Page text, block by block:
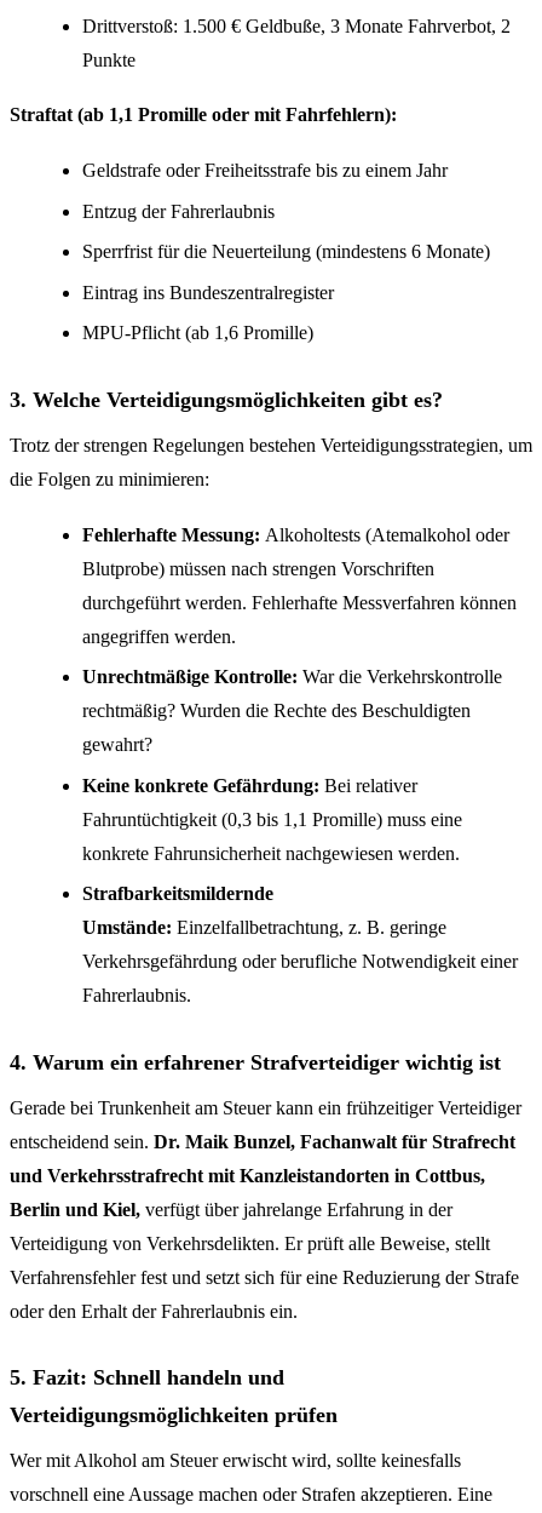
Drittverstoß: 1.500 € Geldbuße, 3 Monate Fahrverbot, 2
Punkte
Straftat (ab 1,1 Promille oder mit Fahrfehlern):
Geldstrafe oder Freiheitsstrafe bis zu einem Jahr
Entzug der Fahrerlaubnis
Sperrfrist für die Neuerteilung (mindestens 6 Monate)
Eintrag ins Bundeszentralregister
MPU-Pflicht (ab 1,6 Promille)
3. Welche Verteidigungsmöglichkeiten gibt es?
Trotz der strengen Regelungen bestehen Verteidigungsstrategien, um
die Folgen zu minimieren:
Fehlerhafte Messung: Alkoholtests (Atemalkohol oder
Blutprobe) müssen nach strengen Vorschriften
durchgeführt werden. Fehlerhafte Messverfahren können
angegriffen werden.
Unrechtmäßige Kontrolle: War die Verkehrskontrolle
rechtmäßig? Wurden die Rechte des Beschuldigten
gewahrt?
Keine konkrete Gefährdung: Bei relativer
Fahruntüchtigkeit (0,3 bis 1,1 Promille) muss eine
konkrete Fahrunsicherheit nachgewiesen werden.
Strafbarkeitsmildernde
Umstände: Einzelfallbetrachtung, z. B. geringe
Verkehrsgefährdung oder berufliche Notwendigkeit einer
Fahrerlaubnis.
4. Warum ein erfahrener Strafverteidiger wichtig ist
Gerade bei Trunkenheit am Steuer kann ein frühzeitiger Verteidiger
entscheidend sein. Dr. Maik Bunzel, Fachanwalt für Strafrecht
und Verkehrsstrafrecht mit Kanzleistandorten in Cottbus,
Berlin und Kiel, verfügt über jahrelange Erfahrung in der
Verteidigung von Verkehrsdelikten. Er prüft alle Beweise, stellt
Verfahrensfehler fest und setzt sich für eine Reduzierung der Strafe
oder den Erhalt der Fahrerlaubnis ein.
5. Fazit: Schnell handeln und
Verteidigungsmöglichkeiten prüfen
Wer mit Alkohol am Steuer erwischt wird, sollte keinesfalls
vorschnell eine Aussage machen oder Strafen akzeptieren. Eine